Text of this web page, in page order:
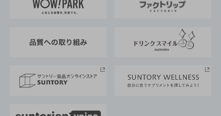
地域情報
サントリーサンバーズ大阪
サントリーが考えるサステナビリティ経営
企業概要
採用情報